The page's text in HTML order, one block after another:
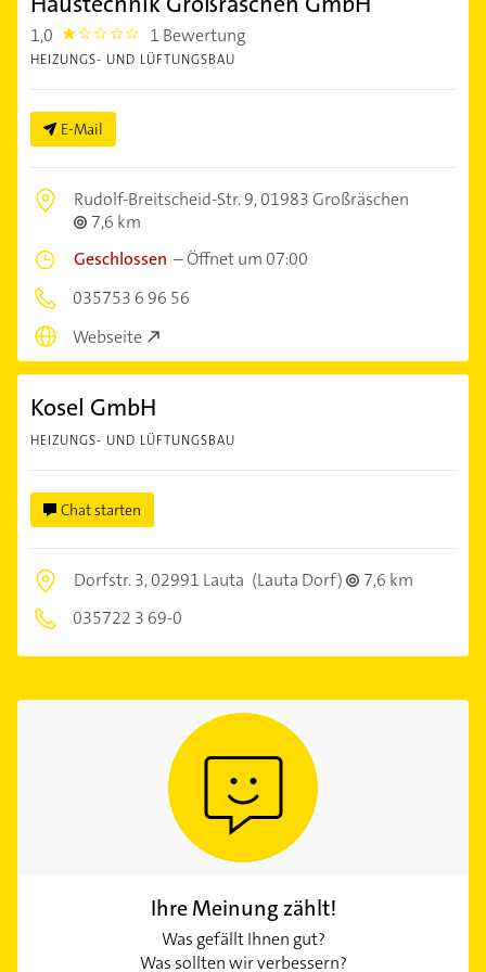
1,0 1.0 1 Bewertung
HEIZUNGS- UND LÜFTUNGSBAU
E-Mail
Rudolf-Breitscheid-Str. 9,01983 Großräschen
7,6 km
Geschlossen –Öffnet um 07:00
035753 6 96 56
Webseite
Kosel GmbH
HEIZUNGS- UND LÜFTUNGSBAU
Chat starten
Dorfstr. 3,02991 Lauta (Lauta Dorf)
7,6 km
035722 3 69-0
Ihre Meinung zählt!
Was gefällt Ihnen gut?
Was sollten wir verbessern?